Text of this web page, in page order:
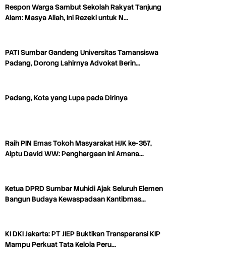
Respon Warga Sambut Sekolah Rakyat Tanjung
Alam: Masya Allah, Ini Rezeki untuk N…
PATI Sumbar Gandeng Universitas Tamansiswa
Padang, Dorong Lahirnya Advokat Berin…
Padang, Kota yang Lupa pada Dirinya
Raih PIN Emas Tokoh Masyarakat HJK ke-357,
Aiptu David WW: Penghargaan Ini Amana…
Ketua DPRD Sumbar Muhidi Ajak Seluruh Elemen
Bangun Budaya Kewaspadaan Kantibmas…
KI DKI Jakarta: PT JIEP Buktikan Transparansi KIP
Mampu Perkuat Tata Kelola Peru…